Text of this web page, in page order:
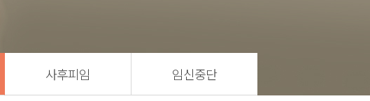
온라인 예약
사후피임 임신중단